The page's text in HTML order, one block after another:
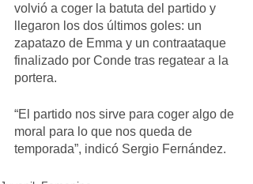
volvió a coger la batuta del partido y
llegaron los dos últimos goles: un
zapatazo de Emma y un contraataque
finalizado por Conde tras regatear a la
portera.
“El partido nos sirve para coger algo de
moral para lo que nos queda de
temporada”, indicó Sergio Fernández.